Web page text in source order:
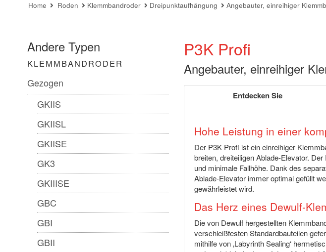
Home Roden Klemmbandroder Dreipunktaufhängung Angebauter, einreihiger
Andere Typen
KLEMMBANDRODER
Gezogen
GKIIS
GKIISL
GKIISE
GK3
GKIIISE
GBC
GBI
GBII
P3K Profi
Angebauter, einreihiger
Entdecken Sie
Hohe Leistung in einer
Der P3K Profi ist ein einreihiger
breiten, dreiteiligen Ablade-Elevator.
und minimale Fallhöhe. Dank des
Ablade-Elevator immer optimal gefüllt
gewährleistet wird.
Das Herz eines Dewulf-
Die von Dewulf hergestellten
verschleißfesten Standardbauteilen
mithilfe von ‚Labyrinth Sealing‘